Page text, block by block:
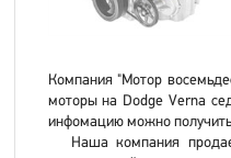
Компания "Мотор
моторы на Dodge Verna
инфомацию можно получить
Наша компания